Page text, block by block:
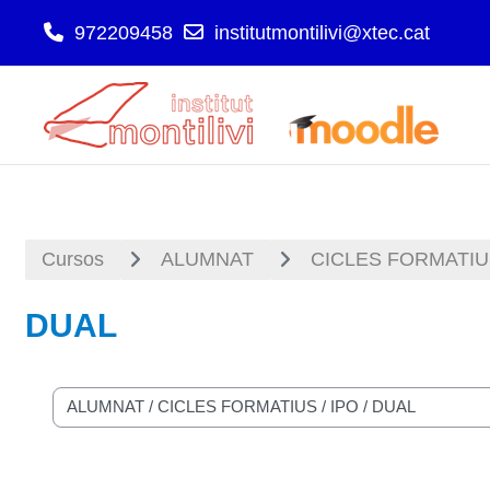
Ves al contingut principal
972209458 institutmontilivi@xtec.cat
Cursos ALUMNAT CICLES
DUAL
Categories de cursos